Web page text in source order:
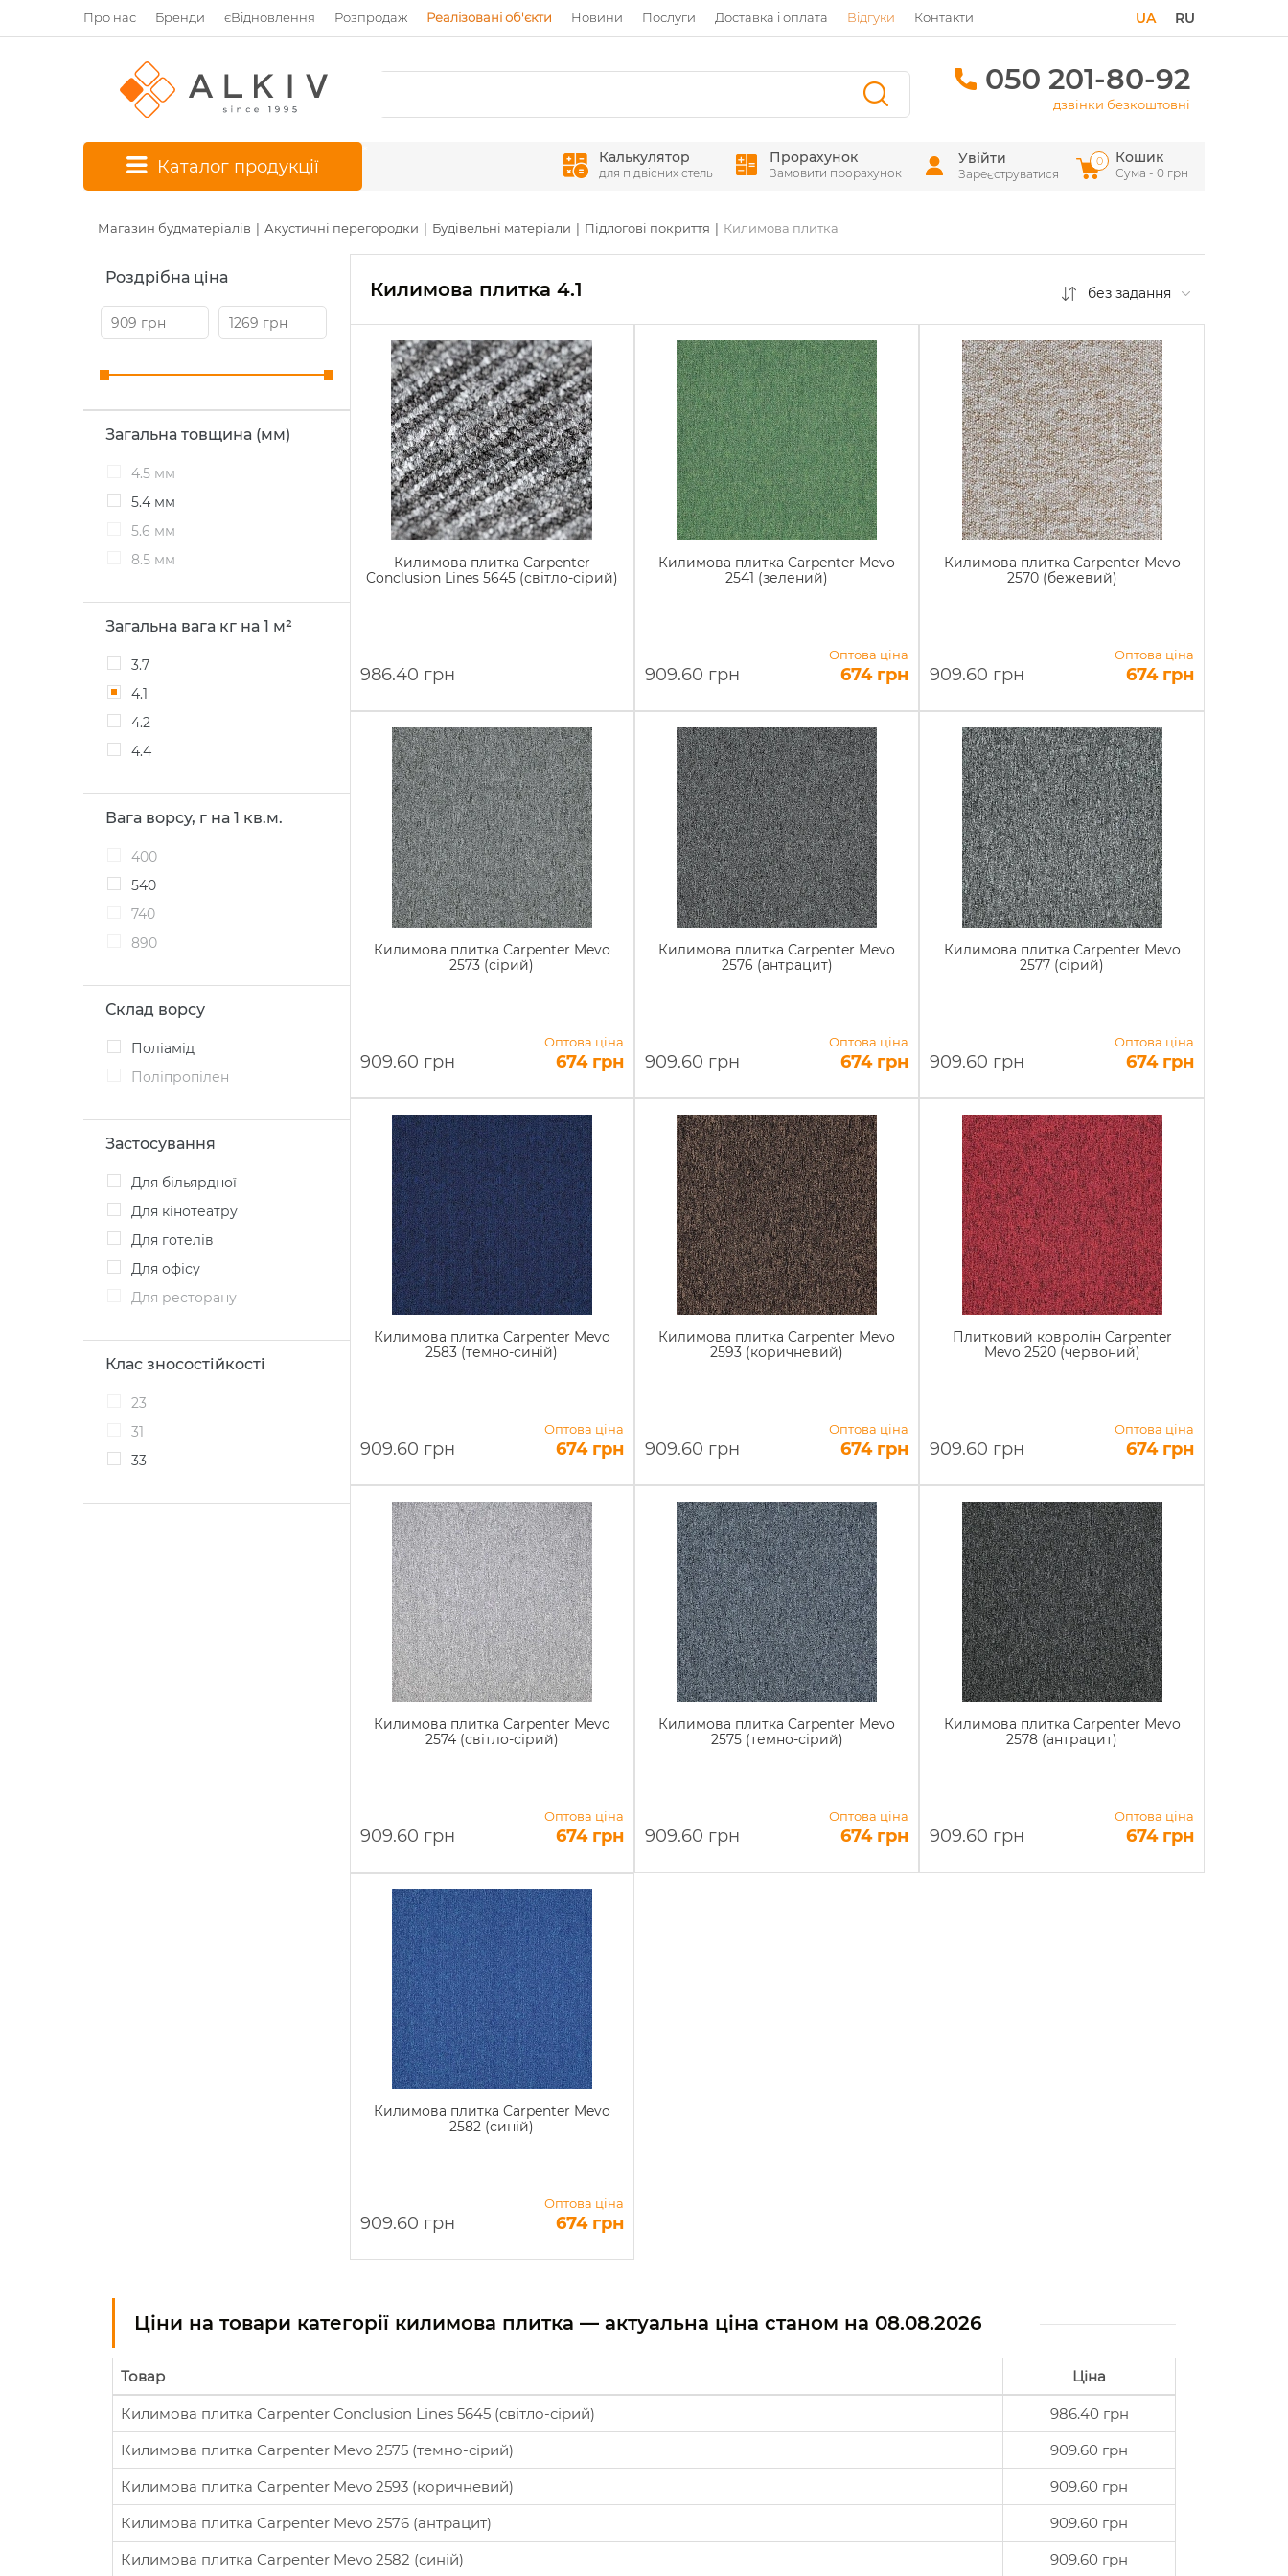
Про нас Бренди єВідновлення Розпродаж Реалізовані об'єкти Новини Послуги Доставка і оплата Відгуки Контакти RU
UA
050 201-80-92
дзвінки безкоштовні
Каталог продукції Калькулятор
для підвісних стель
Прорахунок
Замовити прорахунок
Увійти
Зареєструватися
Кошик
Сума - 0 грн
0
Магазин будматеріалів Акустичні перегородки Будівельні матеріали Підлогові покриття Килимова плитка
Роздрібна ціна
Загальна товщина (мм)
4.5 мм
5.4 мм
5.6 мм
8.5 мм
Загальна вага кг на 1 м²
3.7
4.1
4.2
4.4
Вага ворсу, г на 1 кв.м.
400
540
740
890
Склад ворсу
Поліамід
Поліпропілен
Застосування
Для більярдної
Для кінотеатру
Для готелів
Для офісу
Для ресторану
Клас зносостійкості
23
31
33
Килимова плитка 4.1 без задання
Килимова плитка Carpenter
Conclusion Lines 5645 (світло-сірий)
986.40 грн
Килимова плитка Carpenter Mevo
2541 (зелений)
909.60 грн
Оптова ціна
674 грн
Килимова плитка Carpenter Mevo
2570 (бежевий)
909.60 грн
Оптова ціна
674 грн
Килимова плитка Carpenter Mevo
2573 (сірий)
909.60 грн
Оптова ціна
674 грн
Килимова плитка Carpenter Mevo
2576 (антрацит)
909.60 грн
Оптова ціна
674 грн
Килимова плитка Carpenter Mevo
2577 (сірий)
909.60 грн
Оптова ціна
674 грн
Килимова плитка Carpenter Mevo
2583 (темно-синій)
909.60 грн
Оптова ціна
674 грн
Килимова плитка Carpenter Mevo
2593 (коричневий)
909.60 грн
Оптова ціна
674 грн
Плитковий ковролін Carpenter
Mevo 2520 (червоний)
909.60 грн
Оптова ціна
674 грн
Килимова плитка Carpenter Mevo
2574 (світло-сірий)
909.60 грн
Оптова ціна
674 грн
Килимова плитка Carpenter Mevo
2575 (темно-сірий)
909.60 грн
Оптова ціна
674 грн
Килимова плитка Carpenter Mevo
2578 (антрацит)
909.60 грн
Оптова ціна
674 грн
Килимова плитка Carpenter Mevo
2582 (синій)
909.60 грн
Оптова ціна
674 грн
Ціни на товари категорії килимова плитка — актуальна ціна станом на 08.08.2026
Товар Ціна
Килимова плитка Carpenter Conclusion Lines 5645 (світло-сірий)
986.40 грн
Килимова плитка Carpenter Mevo 2575 (темно-сірий)
909.60 грн
Килимова плитка Carpenter Mevo 2593 (коричневий)
909.60 грн
Килимова плитка Carpenter Mevo 2576 (антрацит)
909.60 грн
Килимова плитка Carpenter Mevo 2582 (синій)
909.60 грн